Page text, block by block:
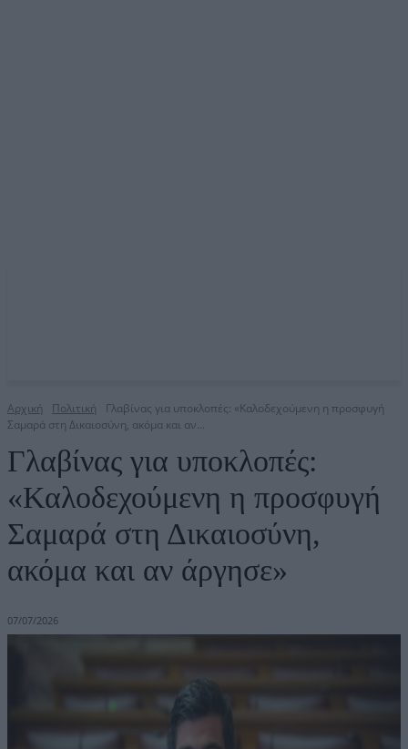
Αρχική Πολιτική
Γλαβίνας για υποκλοπές: «Καλοδεχούμενη η προσφυγή
Σαμαρά στη Δικαιοσύνη, ακόμα και αν...
Γλαβίνας για υποκλοπές:
«Καλοδεχούμενη η προσφυγή
Σαμαρά στη Δικαιοσύνη,
ακόμα και αν άργησε»
07/07/2026